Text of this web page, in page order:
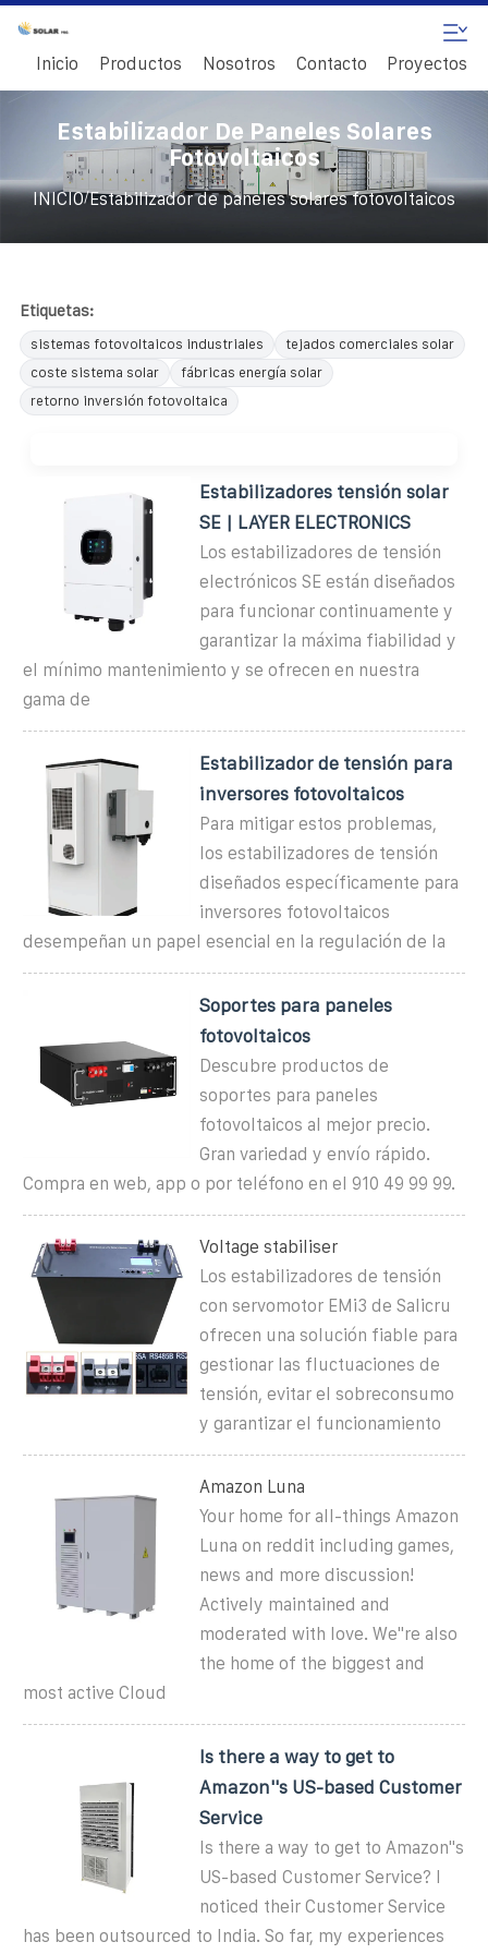
Inicio Productos Nosotros Contacto Proyectos
Estabilizador De Paneles Solares
Fotovoltaicos
INICIO/Estabilizador de paneles solares fotovoltaicos
Etiquetas:
sistemas fotovoltaicos industriales
tejados comerciales solar
coste sistema solar
fábricas energía solar
retorno inversión fotovoltaica
Estabilizadores tensión solar
SE | LAYER ELECTRONICS
Los estabilizadores de tensión
electrónicos SE están diseñados
para funcionar continuamente y
garantizar la máxima fiabilidad y
el mínimo mantenimiento y se ofrecen en nuestra
gama de
Estabilizador de tensión para
inversores fotovoltaicos
Para mitigar estos problemas,
los estabilizadores de tensión
diseñados específicamente para
inversores fotovoltaicos
desempeñan un papel esencial en la regulación de la
Soportes para paneles
fotovoltaicos
Descubre productos de
soportes para paneles
fotovoltaicos al mejor precio.
Gran variedad y envío rápido.
Compra en web, app o por teléfono en el 910 49 99 99.
Voltage stabiliser
Los estabilizadores de tensión
con servomotor EMi3 de Salicru
ofrecen una solución fiable para
gestionar las fluctuaciones de
tensión, evitar el sobreconsumo
y garantizar el funcionamiento
Amazon Luna
Your home for all-things Amazon
Luna on reddit including games,
news and more discussion!
Actively maintained and
moderated with love. We''re also
the home of the biggest and
most active Cloud
Is there a way to get to
Amazon''s US-based Customer
Service
Is there a way to get to Amazon''s
US-based Customer Service? I
noticed their Customer Service
has been outsourced to India. So far, my experiences